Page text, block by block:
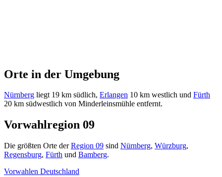
Orte in der Umgebung
Nürnberg liegt 19 km südlich, Erlangen 10 km westlich und Fürth
20 km südwestlich von Minderleinsmühle entfernt.
Vorwahlregion 09
Die größten Orte derRegion 09 sind Nürnberg, Würzburg,
Regensburg, Fürth und Bamberg.
Vorwahlen Deutschland